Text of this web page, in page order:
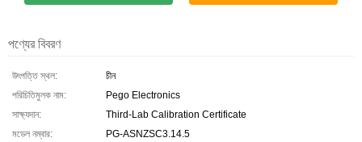
পণ্যের বিবরণ
উৎপত্তি স্থল:
চীন
পরিচিতিমুলক নাম:
Pego Electronics
সাক্ষ্যদান:
Third-Lab Calibration Certificate
মডেল নম্বার:
PG-ASNZSC3.14.5